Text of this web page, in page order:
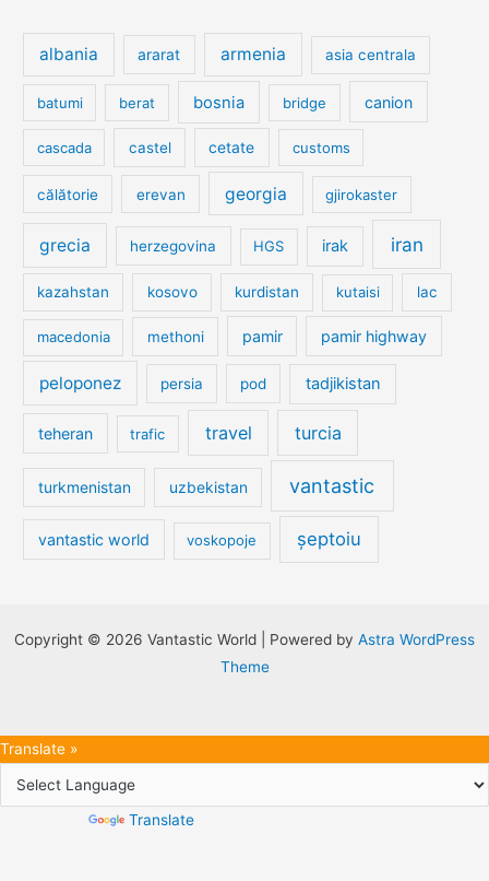
albania ararat armenia asia centrala
batumi berat bosnia bridge canion
cascada castel cetate customs
călătorie erevan georgia gjirokaster
grecia herzegovina HGS irak iran
kazahstan kosovo kurdistan kutaisi lac
macedonia methoni pamir pamir highway
peloponez persia pod tadjikistan
teheran trafic travel turcia
turkmenistan uzbekistan vantastic
vantastic world voskopoje șeptoiu
Copyright © 2026 Vantastic World | Powered by Astra WordPress
Theme
Translate »
Translate